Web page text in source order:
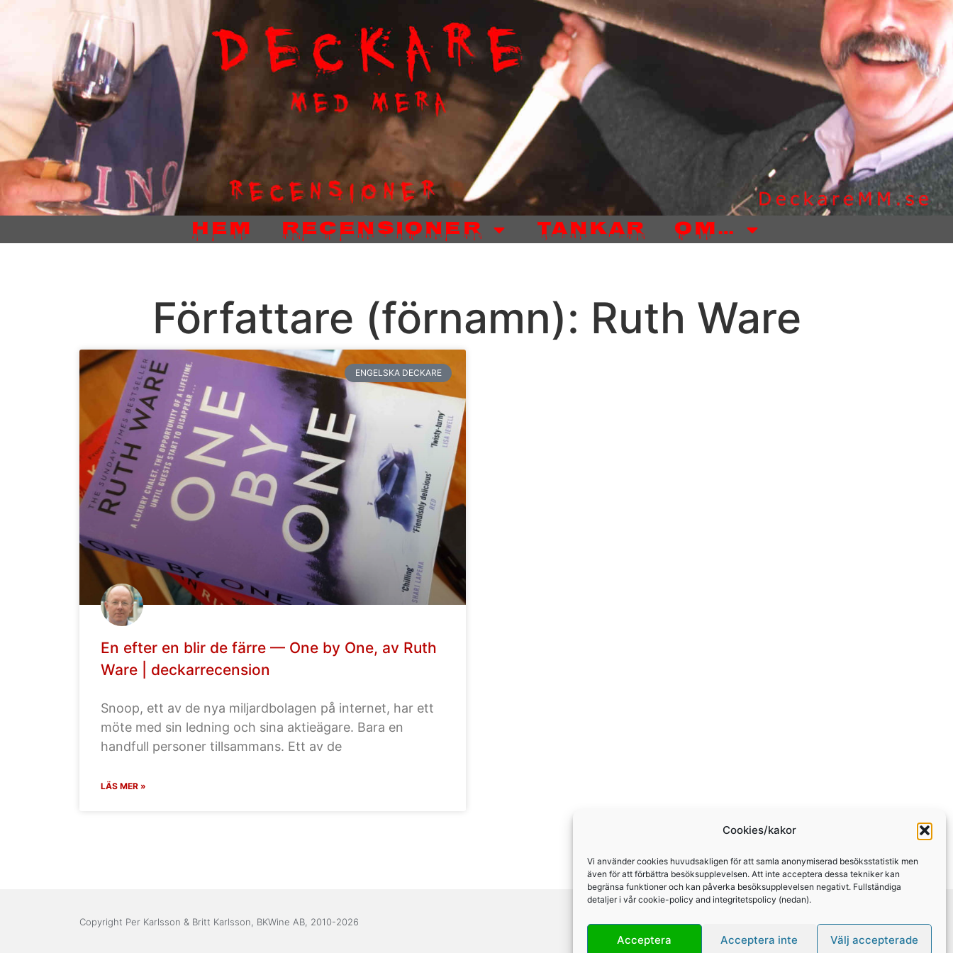
Cookies/kakor
Vi använder cookies huvudsakligen för att samla anonymiserad besöksstatistik men
även för att förbättra besöksupplevelsen. Att inte acceptera dessa tekniker kan
begränsa funktioner och kan påverka besöksupplevelsen negativt. Fullständiga
detaljer i vår cookie-policy and integritetspolicy (nedan).
Acceptera Acceptera inte Välj accepterade
Hem Recensioner Tankar Om…
Författare (förnamn): Ruth Ware
ENGELSKA DECKARE
En efter en blir de färre — One by One, av Ruth
Ware | deckarrecension
Snoop, ett av de nya miljardbolagen på internet, har ett
möte med sin ledning och sina aktieägare. Bara en
handfull personer tillsammans. Ett av de
LÄS MER »
Copyright Per Karlsson & Britt Karlsson, BKWine AB, 2010-2026
Integritetspolicy och cookies